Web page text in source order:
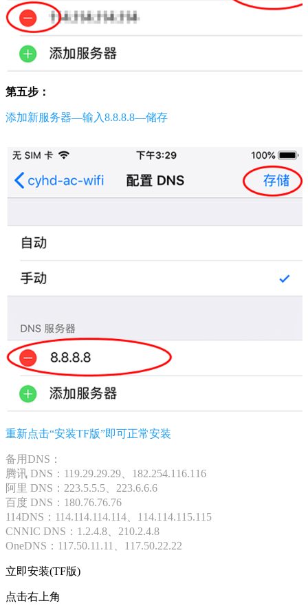
第五步：
添加新服务器—输入8.8.8.8—储存
重新点击“安装TF版”即可正常安装
备用DNS：
腾讯 DNS：119.29.29.29、182.254.116.116
阿里 DNS：223.5.5.5、223.6.6.6
百度 DNS：180.76.76.76
114DNS：114.114.114.114、114.114.115.115
CNNIC DNS：1.2.4.8、210.2.4.8
OneDNS：117.50.11.11、117.50.22.22
立即安装(TF版)
点击右上角